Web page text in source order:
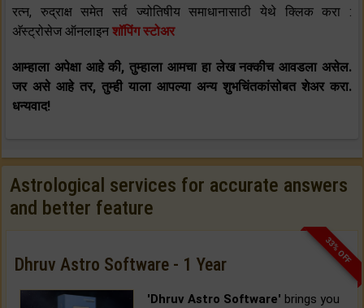
रत्न, रुद्राक्ष समेत सर्व ज्योतिषीय समाधानासाठी येथे क्लिक करा :
अ‍ॅस्ट्रोसेज ऑनलाइन शॉपिंग स्टोअर
आम्हाला अपेक्षा आहे की, तुम्हाला आमचा हा लेख नक्कीच आवडला असेल.
जर असे आहे तर, तुम्ही याला आपल्या अन्य शुभचिंतकांसोबत शेअर करा.
धन्यवाद!
Astrological services for accurate answers
and better feature
33% OFF
Dhruv Astro Software - 1 Year
'Dhruv Astro Software' brings you